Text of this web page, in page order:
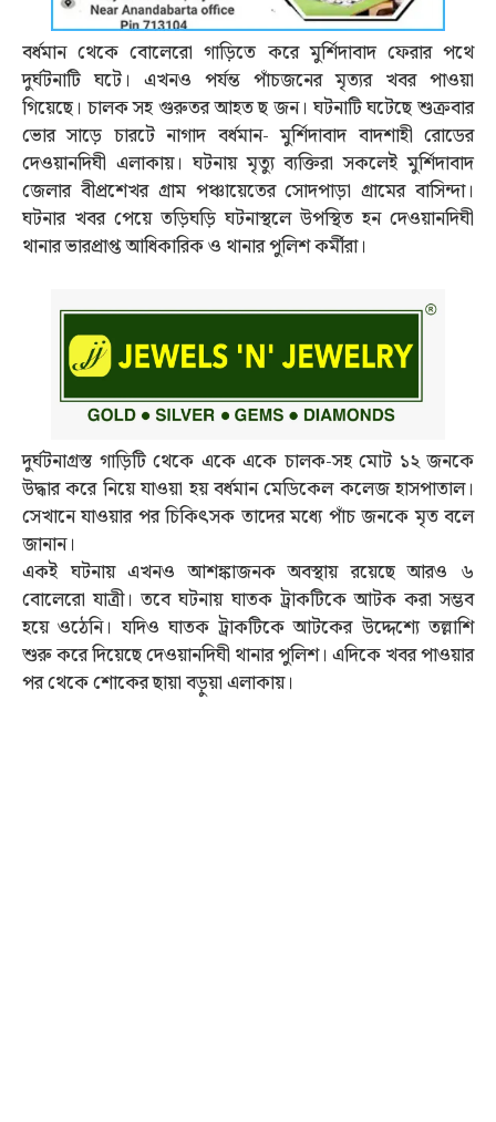
বর্ধমান থেকে বোলেরো গাড়িতে করে মুর্শিদাবাদ ফেরার পথে
দুর্ঘটনাটি ঘটে। এখনও পর্যন্ত পাঁচজনের মৃত্যর খবর পাওয়া
গিয়েছে। চালক সহ গুরুতর আহত ছ জন। ঘটনাটি ঘটেছে শুক্রবার
ভোর সাড়ে চারটে নাগাদ বর্ধমান- মুর্শিদাবাদ বাদশাহী রোডের
দেওয়ানদিঘী এলাকায়। ঘটনায় মৃত্যু ব্যক্তিরা সকলেই মুর্শিদাবাদ
জেলার বীপ্রশেখর গ্রাম পঞ্চায়েতের সোদপাড়া গ্রামের বাসিন্দা।
ঘটনার খবর পেয়ে তড়িঘড়ি ঘটনাস্থলে উপস্থিত হন দেওয়ানদিঘী
থানার ভারপ্রাপ্ত আধিকারিক ও থানার পুলিশ কর্মীরা।
দুর্ঘটনাগ্রস্ত গাড়িটি থেকে একে একে চালক-সহ মোট ১২ জনকে
উদ্ধার করে নিয়ে যাওয়া হয় বর্ধমান মেডিকেল কলেজ হাসপাতাল।
সেখানে যাওয়ার পর চিকিত্‍সক তাদের মধ্যে পাঁচ জনকে মৃত বলে
জানান।
একই ঘটনায় এখনও আশঙ্কাজনক অবস্থায় রয়েছে আরও ৬
বোলেরো যাত্রী। তবে ঘটনায় ঘাতক ট্রাকটিকে আটক করা সম্ভব
হয়ে ওঠেনি। যদিও ঘাতক ট্রাকটিকে আটকের উদ্দেশ্যে তল্লাশি
শুরু করে দিয়েছে দেওয়ানদিঘী থানার পুলিশ। এদিকে খবর পাওয়ার
পর থেকে শোকের ছায়া বড়ুয়া এলাকায়।